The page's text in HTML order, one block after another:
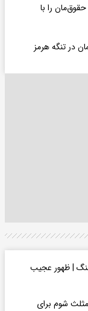
را با
در تنگه هرمز
جنگ | ظهور عجیب
شوم برای